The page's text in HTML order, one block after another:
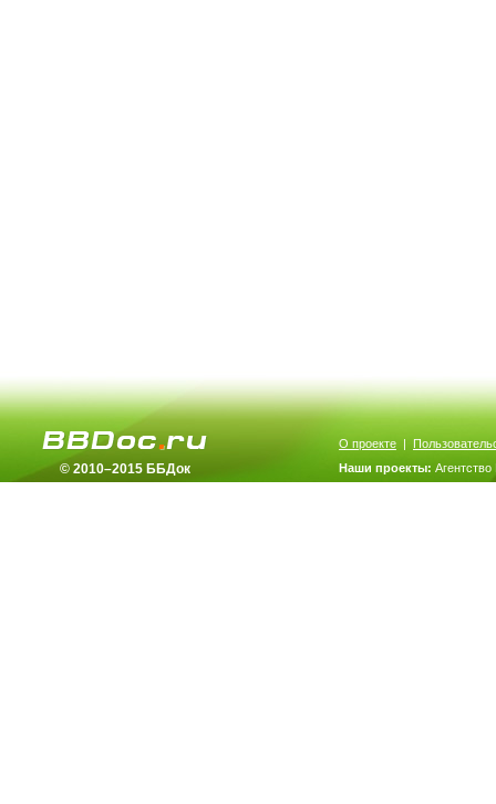
© 2010–2015 ББДок
О проекте |
Наши проекты: